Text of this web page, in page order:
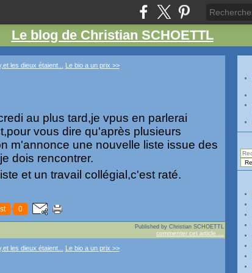
Le blog de Christian SCHOETTL
les dieux étaient... Le bio a un prix >>
au plus tard,je vpus en parlerai
vous dire qu'après plusieurs
m'annonce une nouvelle liste issue des
dois rencontrer.
et un travail collégial,c'est raté.
0
Published by Christian SCHOETTL
commenter cet article
les dieux étaient... Le bio a un prix >>